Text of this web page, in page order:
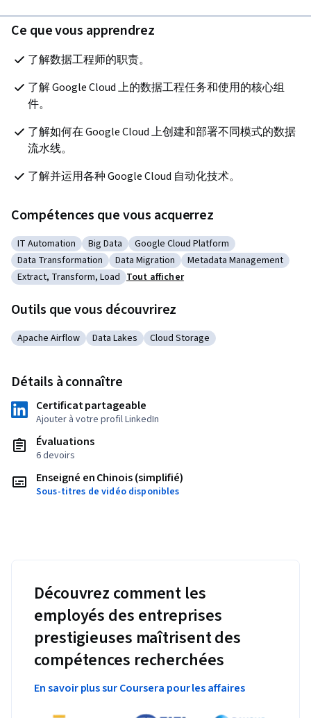
Ce que vous apprendrez
了解数据工程师的职责。
了解 Google Cloud 上的数据工程任务和使用的核心组
件。
了解如何在 Google Cloud 上创建和部署不同模式的数据
流水线。
了解并运用各种 Google Cloud 自动化技术。
Compétences que vous acquerrez
Catégorie : IT Automation
IT Automation Catégorie : Big Data
Big Data Catégorie : Google Cloud Platform
Google Cloud Platform
Catégorie : Data Transformation
Data Transformation Catégorie : Data Migration
Data Migration Catégorie : Metadata
Metadata Management
Catégorie : Extract, Transform, Load
Extract, Transform, Load Tout afficher
Outils que vous découvrirez
Catégorie : Apache Airflow
Apache Airflow Catégorie : Data Lakes
Data Lakes Catégorie : Cloud Storage
Cloud Storage
Détails à connaître
Certificat partageable
Ajouter à votre profil LinkedIn
Évaluations
6 devoirs
Enseigné en Chinois (simplifié)
Sous-titres de vidéo disponibles
Découvrez comment les
employés des entreprises
prestigieuses maîtrisent des
compétences recherchées
En savoir plus sur Coursera pour les affaires